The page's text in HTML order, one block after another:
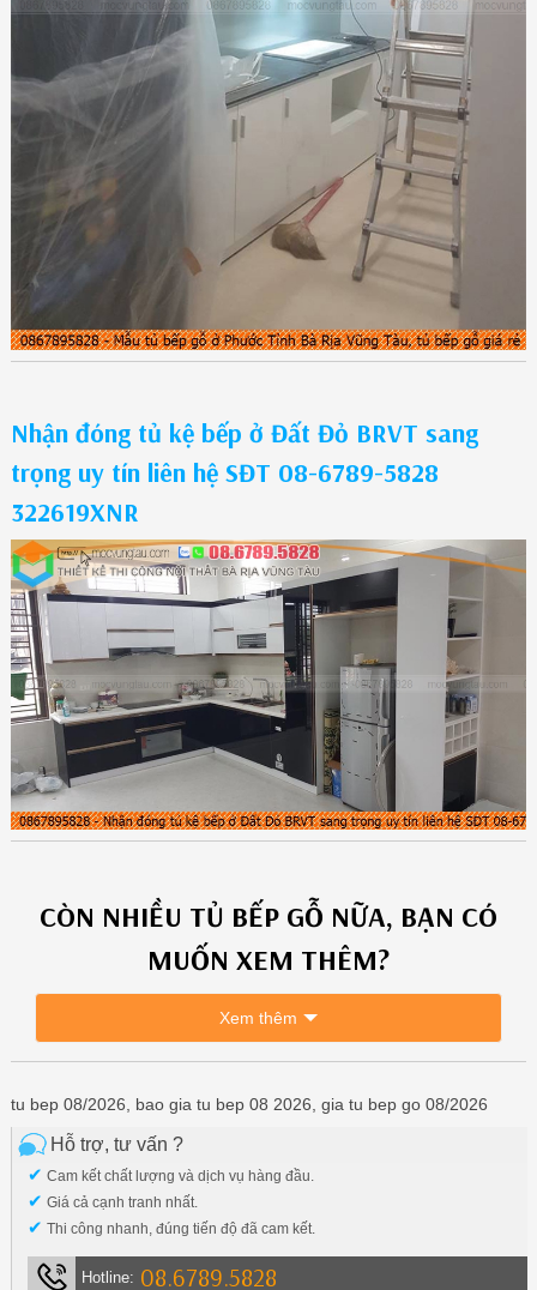
Nhận đóng tủ kệ bếp ở Đất Đỏ BRVT sang
trọng uy tín liên hệ SĐT 08-6789-5828
322619XNR
CÒN NHIỀU TỦ BẾP GỖ NỮA, BẠN CÓ
MUỐN XEM THÊM?
Xem thêm
tu bep 08/2026, bao gia tu bep 08 2026, gia tu bep go 08/2026
Hỗ trợ, tư vấn ?
✔ Cam kết chất lượng và dịch vụ hàng đầu.
✔ Giá cả cạnh tranh nhất.
✔ Thi công nhanh, đúng tiến độ đã cam kết.
Hotline: 08.6789.5828